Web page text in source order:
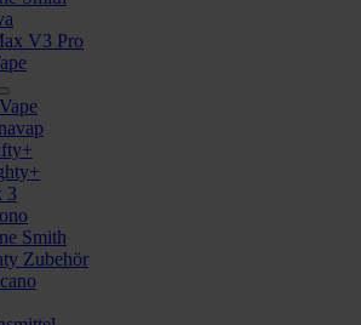
V3 Pro
3
Smith
Zubehör